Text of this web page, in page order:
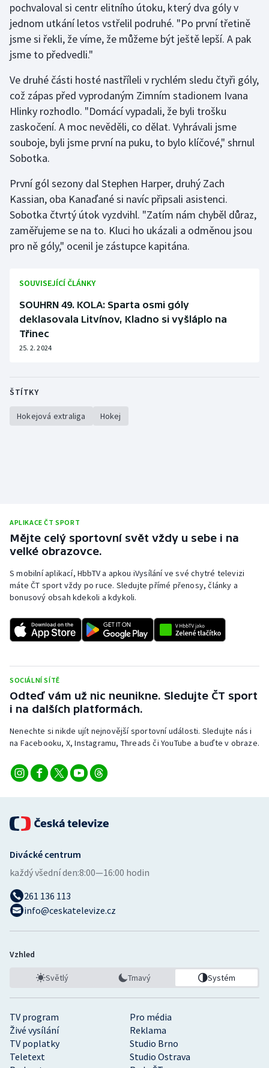
Olympijské hry
Parasport
Plážový volejbal
Ragby
Rychlobruslení
Rychlostní kanoistika
Short track
Sportovní střelba
Veslování
Vodní slalom
Ostatní
pochvaloval si centr elitního útoku, který dva góly v
jednom utkání letos vstřelil podruhé. "Po první třetině
jsme si řekli, že víme, že můžeme být ještě lepší. A pak
jsme to předvedli."
Ve druhé části hosté nastříleli v rychlém sledu čtyři góly,
což zápas před vyprodaným Zimním stadionem Ivana
Hlinky rozhodlo. "Domácí vypadali, že byli trošku
zaskočení. A moc nevěděli, co dělat. Vyhrávali jsme
souboje, byli jsme první na puku, to bylo klíčové," shrnul
Sobotka.
První gól sezony dal Stephen Harper, druhý Zach
Kassian, oba Kanaďané si navíc připsali asistenci.
Sobotka čtvrtý útok vyzdvihl. "Zatím nám chyběl důraz,
zaměřujeme se na to. Kluci ho ukázali a odměnou jsou
pro ně góly," ocenil je zástupce kapitána.
SOUVISEJÍCÍ ČLÁNKY
SOUHRN 49. KOLA: Sparta osmi góly
deklasovala Litvínov, Kladno si vyšláplo na
Třinec
25. 2. 2024
ŠTÍTKY
Hokejová extraliga Hokej
APLIKACE ČT SPORT
Mějte celý sportovní svět vždy u sebe i na
velké obrazovce.
S mobilní aplikací, HbbTV a apkou iVysílání ve své chytré televizi
máte ČT sport vždy po ruce. Sledujte přímé přenosy, články a
bonusový obsah kdekoli a kdykoli.
SOCIÁLNÍ SÍTĚ
Odteď vám už nic neunikne. Sledujte ČT sport
i na dalších platformách.
Nenechte si nikde ujít nejnovější sportovní události. Sledujte nás i
na Facebooku, X, Instagramu, Threads či YouTube a buďte v obraze.
TV program
Pro média
Živé vysílání
Reklama
TV poplatky
Studio Brno
Teletext
Studio Ostrava
Divácké centrum
každý všední den:8:00—16:00 hodin
261 136 113
info@ceskatelevize.cz
Vzhled
Světlý Tmavý Systém